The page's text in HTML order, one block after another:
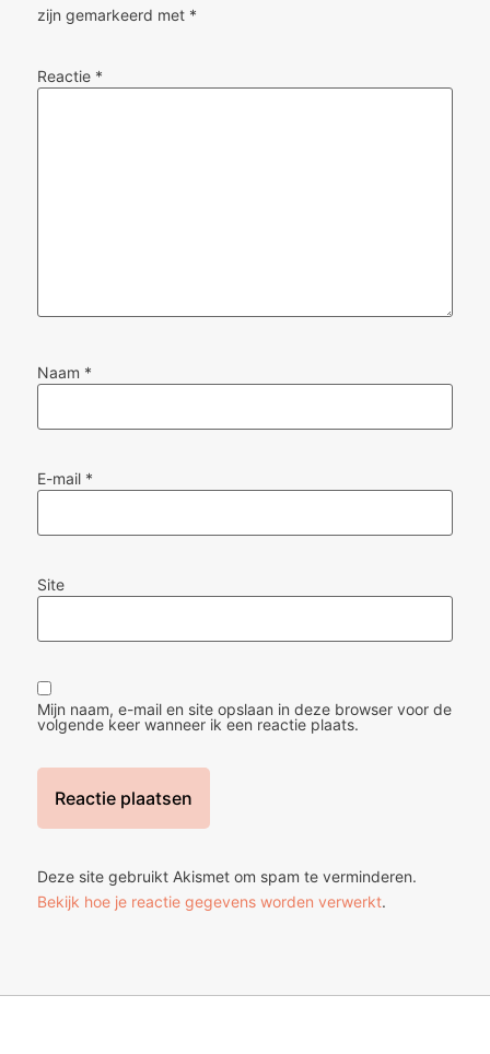
zijn gemarkeerd met *
Reactie *
Naam *
E-mail *
Site
Mijn naam, e-mail en site opslaan in deze browser voor de
volgende keer wanneer ik een reactie plaats.
Deze site gebruikt Akismet om spam te verminderen.
Bekijk hoe je reactie gegevens worden verwerkt.